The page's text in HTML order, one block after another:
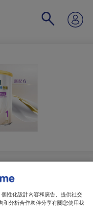
性化設計內容和廣告、提供社交
和分析合作夥伴分享有關您使用我